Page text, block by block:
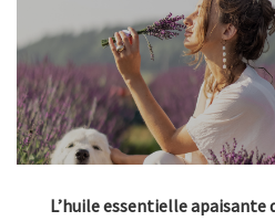
L’huile essentielle apaisante